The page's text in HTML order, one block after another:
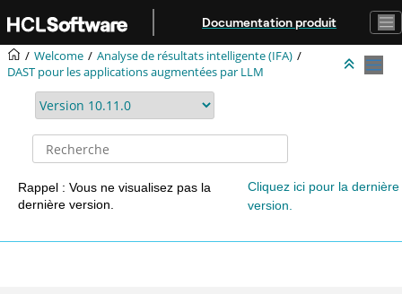
Aller au contenu principal
Documentation produit
Welcome
Analyse de résultats intelligente (IFA)
DAST pour les applications augmentées par LLM
Rappel : Vous ne visualisez pas la
dernière version.
Cliquez ici pour la dernière
version.